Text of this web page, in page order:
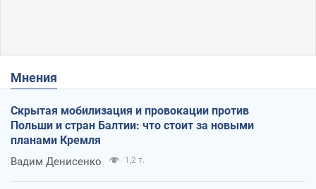
Мнения
Скрытая мобилизация и провокации против
Польши и стран Балтии: что стоит за новыми
планами Кремля
Вадим Денисенко 1,2 т.